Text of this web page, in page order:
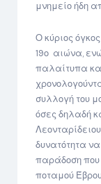
μνημείο ήδη
Ο κύριος
19ο αιώνα,
παλαίτυπα
συλλογή του
όσες δηλαδή
δυνατότητα
παράδοση που
ποταμού